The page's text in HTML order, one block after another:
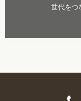
世代をつ